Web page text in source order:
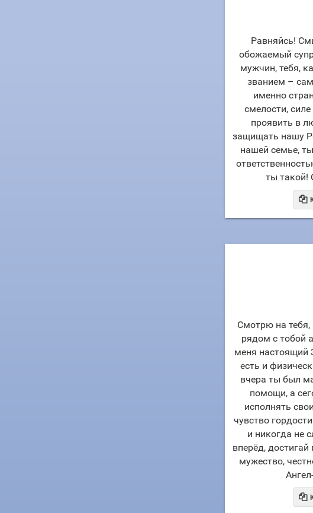
Равняйсь!
обожаемый
мужчин, тебя,
званием –
именно
смелости,
проявить в
защищать нашу
нашей семье,
ты такой!

Смотрю на
рядом с тобой
меня настоящий
есть и
вчера ты был
помощи, а
исполнять
чувство
и никогда не
вперёд, достигай
мужество,
